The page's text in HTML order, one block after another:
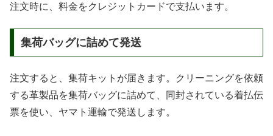
注文時に、料金をクレジットカードで支払います。
集荷バッグに詰めて発送
注文すると、集荷キットが届きます。クリーニングを依頼
する革製品を集荷バッグに詰めて、同封されている着払伝
票を使い、ヤマト運輸で発送します。